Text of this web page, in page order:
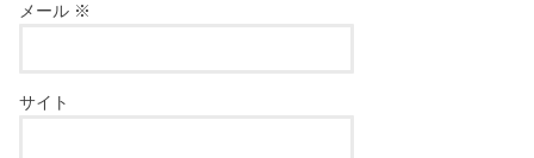
メール ※
サイト